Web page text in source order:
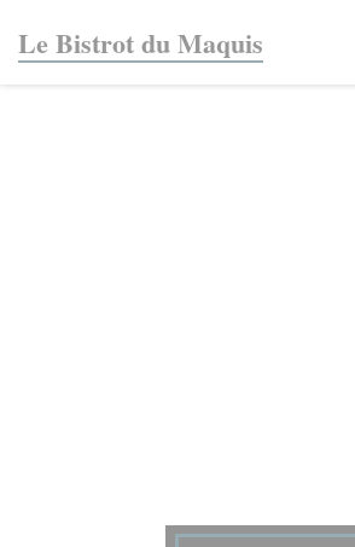
Le Bistrot du Maquis